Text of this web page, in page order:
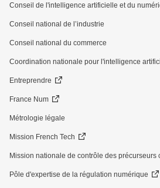
Conseil de l'intelligence artificielle et du
Conseil national de l’industrie
Conseil national du commerce
Coordination nationale pour l'intelligence
Entreprendre
France Num
Métrologie légale
Mission French Tech
Mission nationale de contrôle des précurseurs
Pôle d'expertise de la régulation numérique